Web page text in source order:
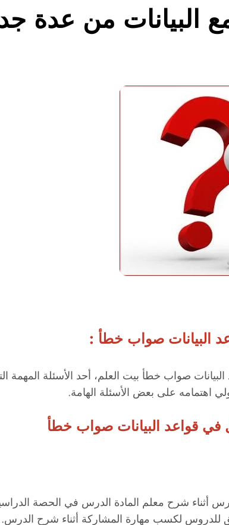
البيانات من عدة
البيانات صواب خطأ :
صواب خطأ بيت العلم، أحد الأسئلة المهمة
اهتمامه على بعض الأسئلة الهامة.
في قواعد البيانات صواب خطأ
أثناء شرح معلم المادة الدرس في الحصة
للدروس لكسب مهارة المشاركة أثناء شرح الدرس.